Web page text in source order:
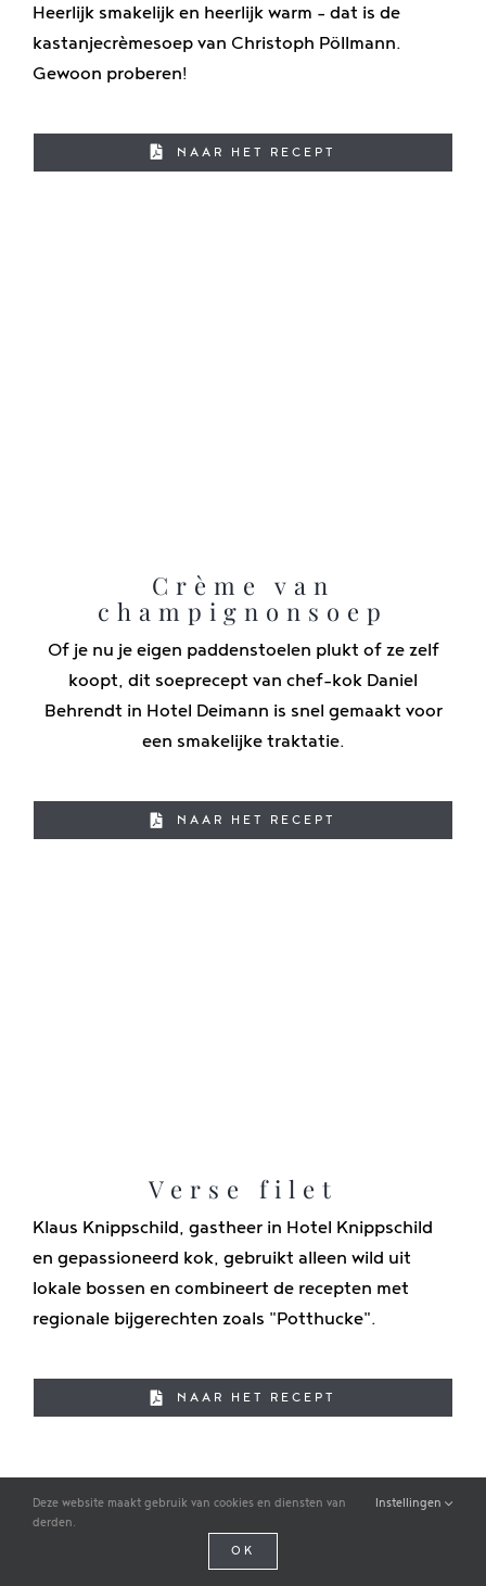
Heerlijk smakelijk en heerlijk warm - dat is de
kastanjecrèmesoep van Christoph Pöllmann.
Gewoon proberen!
NAAR HET RECEPT
Crème van
champignonsoep
Of je nu je eigen paddenstoelen plukt of ze zelf
koopt, dit soeprecept van chef-kok Daniel
Behrendt in Hotel Deimann is snel gemaakt voor
een smakelijke traktatie.
NAAR HET RECEPT
Verse filet
Klaus Knippschild, gastheer in Hotel Knippschild
en gepassioneerd kok, gebruikt alleen wild uit
lokale bossen en combineert de recepten met
regionale bijgerechten zoals "Potthucke".
NAAR HET RECEPT
Deze website maakt gebruik van cookies en diensten van
derden.
Instellingen
OK